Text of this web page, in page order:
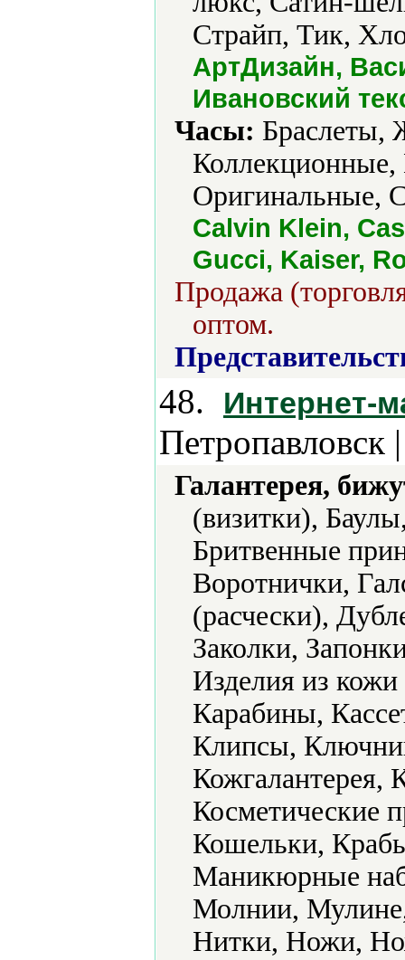
Страйп, Тик,
АртДизайн,
Ивановский
Часы: Браслеты,
Оригинальные,
Calvin Klein,
Gucci, Kaiser,
Продажа
оптом.
48. Интернет-
Петропавловск
Галантерея,
(визитки),
Бритвенные
Воротнички,
(расчески),
Заколки,
Изделия из
Карабины,
Клипсы,
Кожгалантерея,
Косметические
Кошельки,
Маникюрные
Молнии,
Нитки, Ножи,